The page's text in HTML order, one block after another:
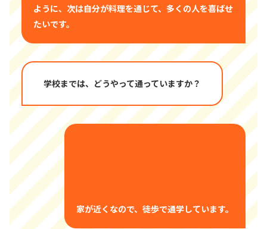
ように、次は自分が料理を通じて、多くの人を喜ばせ
たいです。
学校までは、どうやって通っていますか？
家が近くなので、徒歩で通学しています。